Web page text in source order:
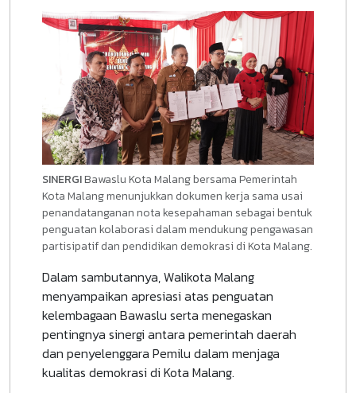
SINERGIBawaslu Kota Malang bersama Pemerintah
Kota Malang menunjukkan dokumen kerja sama usai
penandatanganan nota kesepahaman sebagai bentuk
penguatan kolaborasi dalam mendukung pengawasan
partisipatif dan pendidikan demokrasi di Kota Malang.
Dalam sambutannya, Walikota Malang
menyampaikan apresiasi atas penguatan
kelembagaan Bawaslu serta menegaskan
pentingnya sinergi antara pemerintah daerah
dan penyelenggara Pemilu dalam menjaga
kualitas demokrasi di Kota Malang.